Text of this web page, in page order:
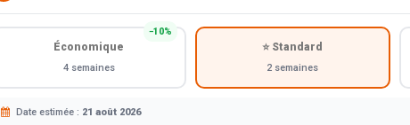
−10%
Économique
4 semaines
⭐ Standard
2 semaines
Date estimée : 21 août 2026